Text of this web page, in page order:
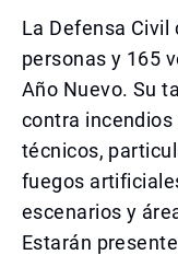
La Defensa Civil
personas y 165
Año Nuevo. Su
contra
técnicos,
fuegos
escenarios y
Estarán